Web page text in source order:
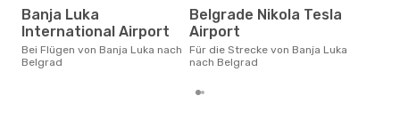
Banja Luka
International Airport
Bei Flügen von Banja Luka nach
Belgrad
Belgrade Nikola Tesla
Airport
Für die Strecke von Banja Luka
nach Belgrad